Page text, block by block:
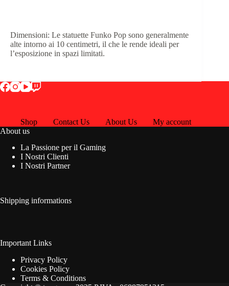
Dimensioni: Le statuette Funko Pop sono generalmente
alte intorno ai 10 centimetri, il che le rende ideali per
l’esposizione in spazi limitati.
Shop Contact Us About Us
My account
About us
La Passione per il Gaming
I Nostri Clienti
I Nostri Partner
Shipping informations
Important Links
Privacy Policy
Cookies Policy
Terms & Conditions